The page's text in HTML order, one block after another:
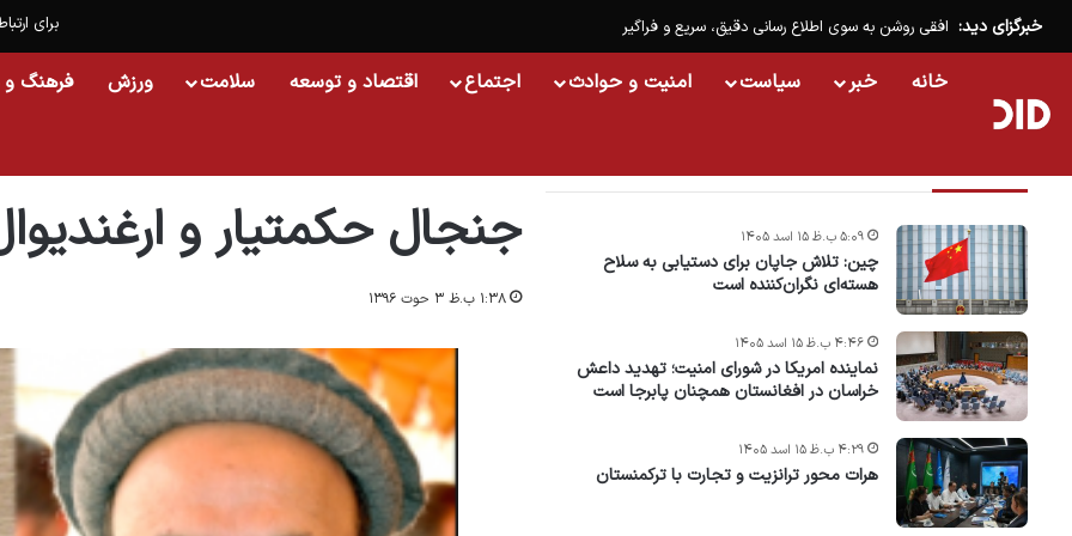
برای خبرگزای دید: افقی روشن به سوی اطلاع رسانی دقیق، سریع و فراگیر
خانه خبر سیاست امنیت و حوادث اجتماع اقتصاد و توسعه سلامت ورزش فرهنگ و
جنجال حکمتیار و
۱:۳۸ ب.ظ ۳ حوت ۱۳۹۶
چین: تلاش جاپان برای دستیابی به سلاح
هسته‌ای نگران‌کننده است
۵:۰۹ ب.ظ ۱۵ اسد ۱۴۰۵
نماینده امریکا در شورای امنیت؛ تهدید داعش
خراسان در افغانستان همچنان پابرجا است
۴:۴۶ ب.ظ ۱۵ اسد ۱۴۰۵
هرات محور ترانزیت و تجارت با ترکمنستان
۴:۲۹ ب.ظ ۱۵ اسد ۱۴۰۵